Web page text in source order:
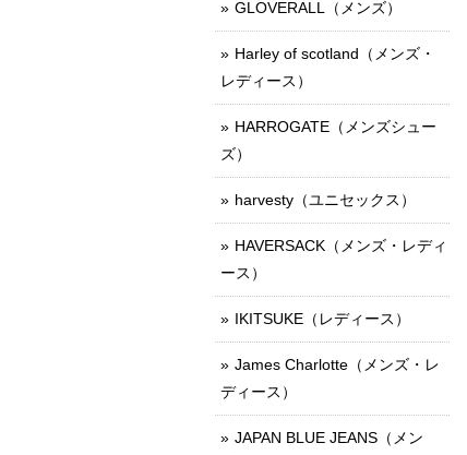
GLOVERALL（メンズ）
Harley of scotland（メンズ・
レディース）
HARROGATE（メンズシュー
ズ）
harvesty（ユニセックス）
HAVERSACK（メンズ・レディ
ース）
IKITSUKE（レディース）
James Charlotte（メンズ・レ
ディース）
JAPAN BLUE JEANS（メン